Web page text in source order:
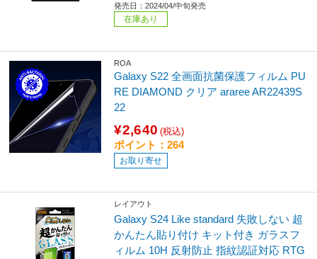
発売日：2024/04/中旬発売
在庫あり
ROA
Galaxy S22 全画面抗菌保護フィルム PU
RE DIAMOND クリア araree AR22439S
22
¥2,640 (税込)
ポイント：264
お取り寄せ
レイアウト
Galaxy S24 Like standard 失敗しない 超
かんたん貼り付け キット付き ガラスフ
ィルム 10H 反射防止 指紋認証対応 RTG